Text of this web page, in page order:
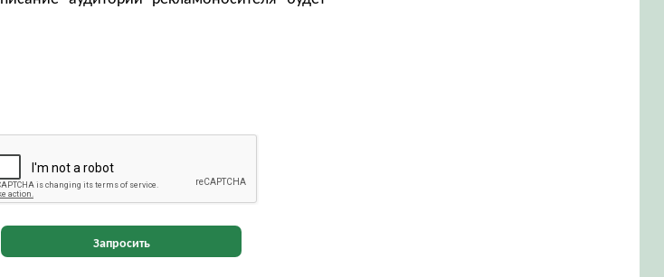
Запросить